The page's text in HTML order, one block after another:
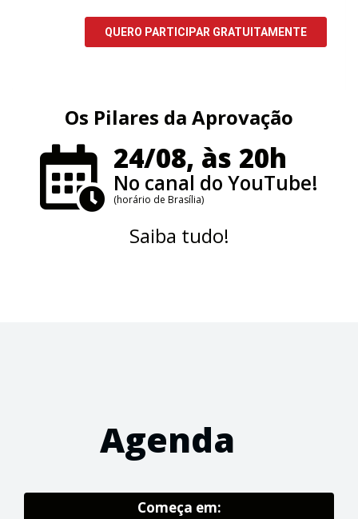
Os Pilares da Aprovação
24/08, às 20h
No canal do YouTube!
(horário de Brasília)
Saiba tudo!
Agenda
Começa em: